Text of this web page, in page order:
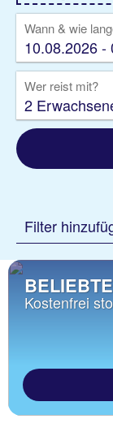
Wann & wie
10.08.2026 -
Wer reist mit?
2
Filter
Kostenfrei